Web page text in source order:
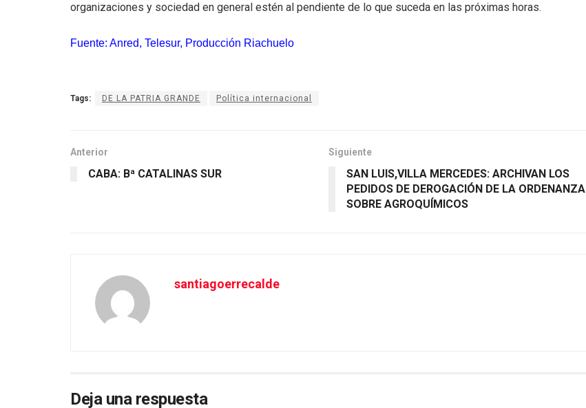
organizaciones y sociedad en general estén al pendiente de lo que suceda en las próximas horas.
Fuente: Anred, Telesur, Producción Riachuelo
Tags: DE LA PATRIA GRANDE Política internacional
Anterior
CABA: Bª CATALINAS SUR
Siguiente
SAN LUIS,VILLA MERCEDES: ARCHIVAN LOS
PEDIDOS DE DEROGACIÓN DE LA ORDENANZA
SOBRE AGROQUÍMICOS
santiagoerrecalde
Deja una respuesta